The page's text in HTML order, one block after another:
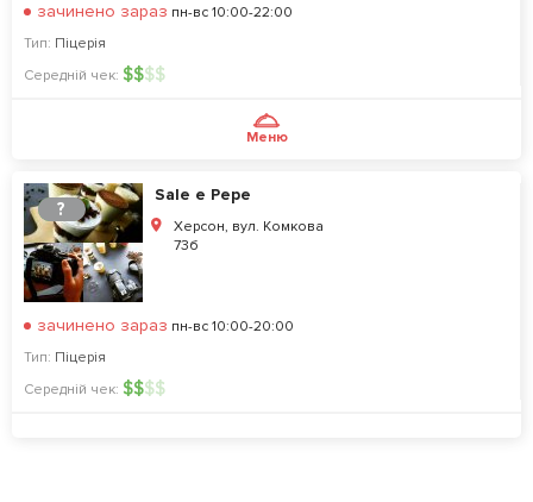
зачинено зараз пн-вс 10:00-22:00
Тип: Піцерія
Середній чек: $$$$
Меню
?
Sale e Pepe
Херсон, вул. Комкова
73б
зачинено зараз пн-вс 10:00-20:00
Тип: Піцерія
Середній чек: $$$$